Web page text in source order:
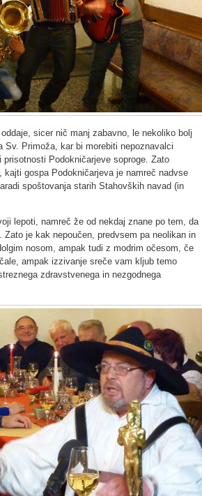
sicer nič manj zabavno, le nekoliko bolj
Primoža, kar bi morebiti nepoznavalci
Podokničarjeve soproge. Zato
gospa Podokničarjeva je namreč nadvse
spoštovanja starih Stahovških navad (in
lepoti, namreč že od nekdaj znane po tem, da
je kak nepoučen, predvsem pa neolikan in
nosom, ampak tudi z modrim očesom, če
ampak izzivanje sreče vam kljub temo
zdravstvenega in nezgodnega